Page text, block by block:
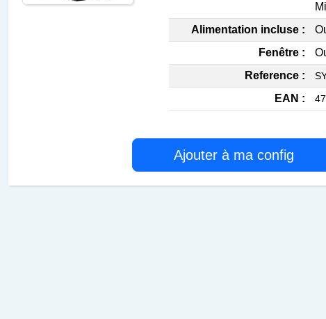
Alimentation incluse :
Fenêtre :
Reference :
EAN :
Ajouter à ma config